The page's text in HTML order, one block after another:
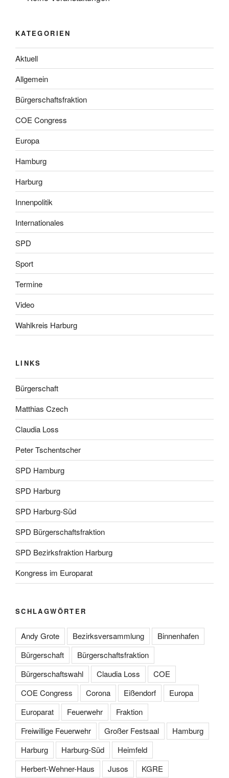
KATEGORIEN
Aktuell
Allgemein
Bürgerschaftsfraktion
COE Congress
Europa
Hamburg
Harburg
Innenpolitik
Internationales
SPD
Sport
Termine
Video
Wahlkreis Harburg
LINKS
Bürgerschaft
Matthias Czech
Claudia Loss
Peter Tschentscher
SPD Hamburg
SPD Harburg
SPD Harburg-Süd
SPD Bürgerschaftsfraktion
SPD Bezirksfraktion Harburg
Kongress im Europarat
SCHLAGWÖRTER
Andy Grote Bezirksversammlung
Binnenhafen
Bürgerschaft
Bürgerschaftsfraktion
Bürgerschaftswahl
Claudia Loss
COE
COE Congress
Corona Eißendorf
Europa
Europarat
Feuerwehr
Fraktion
Freiwillige Feuerwehr
Großer Festsaal
Hamburg
Harburg
Harburg-Süd
Heimfeld
Herbert-Wehner-Haus
Jusos
KGRE